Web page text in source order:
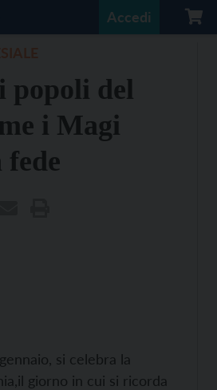
Accedi
popoli del
i Magi
si celebra la
giorno in cui si ricorda